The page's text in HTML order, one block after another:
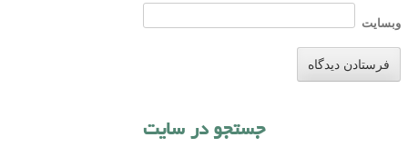
وبسایت
جستجو در سایت